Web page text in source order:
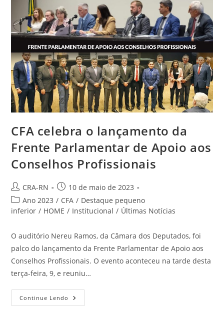
CFA celebra o lançamento da
Frente Parlamentar de Apoio aos
Conselhos Profissionais
Autor
do
post:
CRA-RN
Post
publicado:
10 de maio de 2023
Categoria
do
Ano 2023 / CFA / Destaque pequeno
inferior / HOME / Institucional / Últimas Notícias
O auditório Nereu Ramos, da Câmara dos Deputados, foi
palco do lançamento da Frente Parlamentar de Apoio aos
Conselhos Profissionais. O evento aconteceu na tarde desta
terça-feira, 9, e reuniu…
Continue Lendo CFA
Celebra